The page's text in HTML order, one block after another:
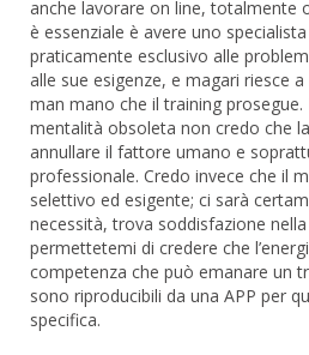
anche lavorare on line, totalmente
è essenziale è avere uno
praticamente esclusivo alle
alle sue esigenze, e magari riesce
man mano che il training
mentalità obsoleta non credo che
annullare il fattore umano e
professionale. Credo invece che il
selettivo ed esigente; ci sarà
necessità, trova soddisfazione
permettetemi di credere che
competenza che può emanare un
sono riproducibili da una APP per
specifica.